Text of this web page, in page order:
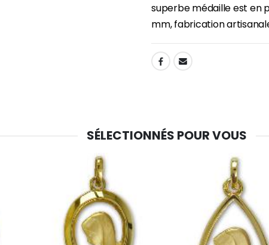
€6.00
superbe médaille est en
mm, fabrication
SHARE:
SÉLECTIONNÉS POUR VOUS